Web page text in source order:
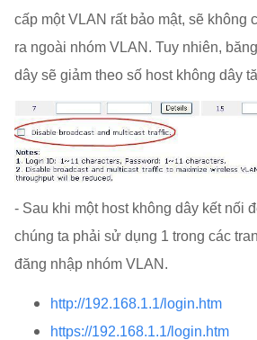
cấp một VLAN rất bảo mật, sẽ không
ra ngoài nhóm VLAN. Tuy nhiên,
dây sẽ giảm theo số host không dây
- Sau khi một host không dây kết nối
chúng ta phải sử dụng 1 trong các
đăng nhập nhóm VLAN.
http://192.168.1.1/login.htm
https://192.168.1.1/login.htm